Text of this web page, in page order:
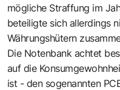
mögliche Straffung im
beteiligte sich allerdings
Währungshütern
Die Notenbank achtet
auf die
ist - den sogenannten